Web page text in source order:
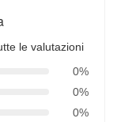
le valutazioni
0%
0%
0%